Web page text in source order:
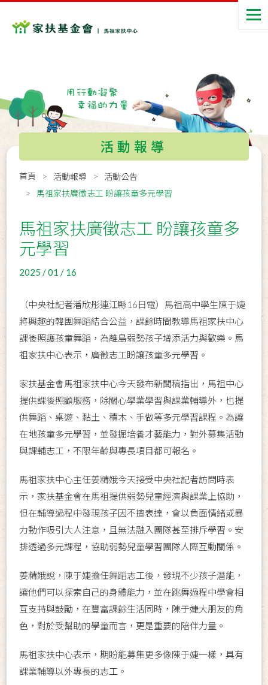
活動報導
首頁 活動報導
活動公告
馬祖家扶廣徵志工 盼讓孩童多元學習
馬祖家扶廣徵志工 盼讓孩童多
元學習
2025 / 01 / 16
（中央社記者潘欣彤連江縣16日電）馬祖高中學生陳于婕
將興趣的韓團舞蹈結合公益，課餘時間教導馬祖家扶中心
課後照護孩童舞蹈，為離島弱勢孩子增添活力與歡樂。馬
祖家扶中心表示，廣徵志工盼讓孩童多元學習。
家扶基金會馬祖家扶中心今天發布新聞稿指出，馬祖中心
提供課後照顧服務，除關心學業學習與課業輔導外，也提
供舞蹈、桌遊、黏土、積木、手做等多元學習課程。為讓
在地孩童多元學習，並發掘培養才藝能力，對外募集活動
與課輔志工，不限年齡與專長項目都可報名。
馬祖家扶中心主任姜精娥今天接受中央社記者訪問時表
示，家扶基金會在馬祖提供弱勢兒童經濟與課業上協助，
但在輔導過程中發現孩子因不擅表達，會以負面情緒或暴
力動作吸引大人注意，且無法融入團隊甚至排斥學習。安
排透過多元課程，協助弱勢兒童學習團隊人際互動關係。
姜精娥說，陳于婕擔任舞蹈志工後，發現不少孩子潛能，
讓他們可以探索自己的身體能力，並在跳舞過程中學會相
互支持與鼓勵，在豐富課餘生活同時，陳于婕大朋友的角
色，對於受幫助的學童而言，更是重要的陪伴力量。
馬祖家扶中心表示，期盼能募集更多像陳于婕一樣，具有
課業輔導以外專長的志工。